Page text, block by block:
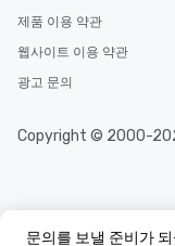
문의를 보낼 준비가
제품 이용 약관
웹사이트 이용 약관
광고 문의
Copyright © 2000-